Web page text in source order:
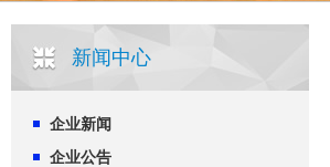
新闻中心
企业新闻
企业公告